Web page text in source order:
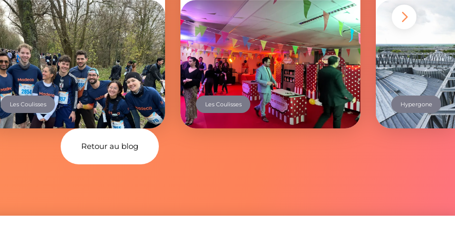
qui nous tient à cœur, allier sport,
engagement et esprit d’équipe. Au-delà des
kilomètres parcourus, cette course a surtout
été […]
Les Coulisses
enfance avec une soirée de Noël sous le
signe de la fête foraine 🎡✨ Le temps d’une
soirée, nos […]
Les Coulisses
dangereux pour
l’environnement.
moteurs, des
Hypergone
Retour au blog